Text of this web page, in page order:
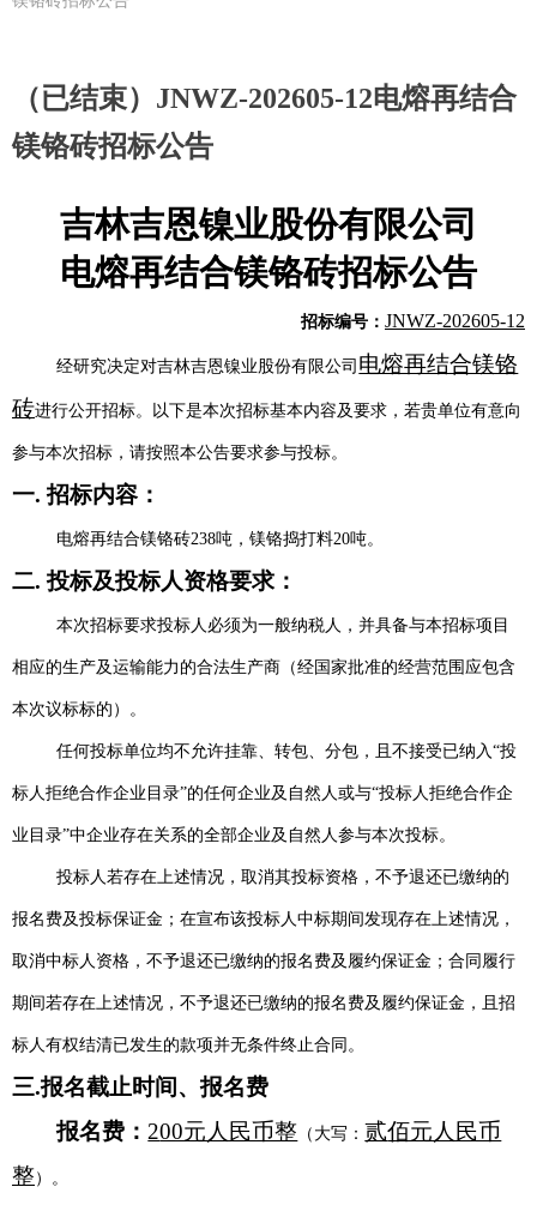
（已结束）JNWZ-202605-12电熔再结合
镁铬砖招标公告
吉林吉恩镍业股份有限公司
电熔再结合镁铬砖招标公告
招标编号： JNWZ-202605-12
经研究决定对吉林吉恩镍业股份有限公司 电熔再结合镁铬
砖进行公开招标。以下是本次招标基本内容及要求，若贵单位有意向
参与本次招标，请按照本公告要求参与投标。
一. 招标内容：
电熔再结合镁铬砖238吨，镁铬捣打料20吨。
二.投标及投标人资格要求：
本次招标要求投标人必须为一般纳税人，并具备与本招标项目
相应的生产及运输能力的合法生产商（经国家批准的经营范围应包含
本次议标标的）。
任何投标单位均不允许挂靠、转包、分包，且不接受已纳入“投
标人拒绝合作企业目录”的任何企业及自然人或与“投标人拒绝合作企
业目录”中企业存在关系的全部企业及自然人参与本次投标。
投标人若存在上述情况，取消其投标资格，不予退还已缴纳的
报名费及投标保证金；在宣布该投标人中标期间发现存在上述情况，
取消中标人资格，不予退还已缴纳的报名费及履约保证金；合同履行
期间若存在上述情况，不予退还已缴纳的报名费及履约保证金，且招
标人有权结清已发生的款项并无条件终止合同。
三.报名截止时间、报名费
报名费 ： 200元人民币整 （大写： 贰佰元人民币
整）。